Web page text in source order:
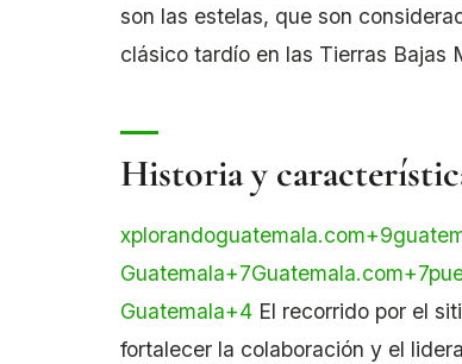
son las estelas, que son
clásico tardío en las Tierras Bajas
Historia y
xplorandoguatemala.com+9
Guatemala+7Guatemala.com+7
Guatemala+4 El recorrido por el
fortalecer la colaboración y el